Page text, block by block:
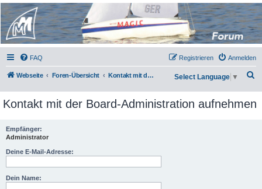
Micro Magic Forum
Deutschland
FAQ Anmelden
Registrieren
Webseite Foren-Übersicht Kontakt mit der Board-Administration aufnehmen
c
Select Language ▼
Kontakt mit der Board-Administration aufnehmen
Empfänger:
Administrator
Deine E-Mail-Adresse:
Dein Name: